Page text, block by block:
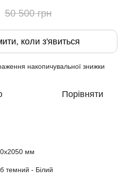
50 500 грн
коли з'явиться
накопичувальної знижки
Порівняти
мм
темний - Білий